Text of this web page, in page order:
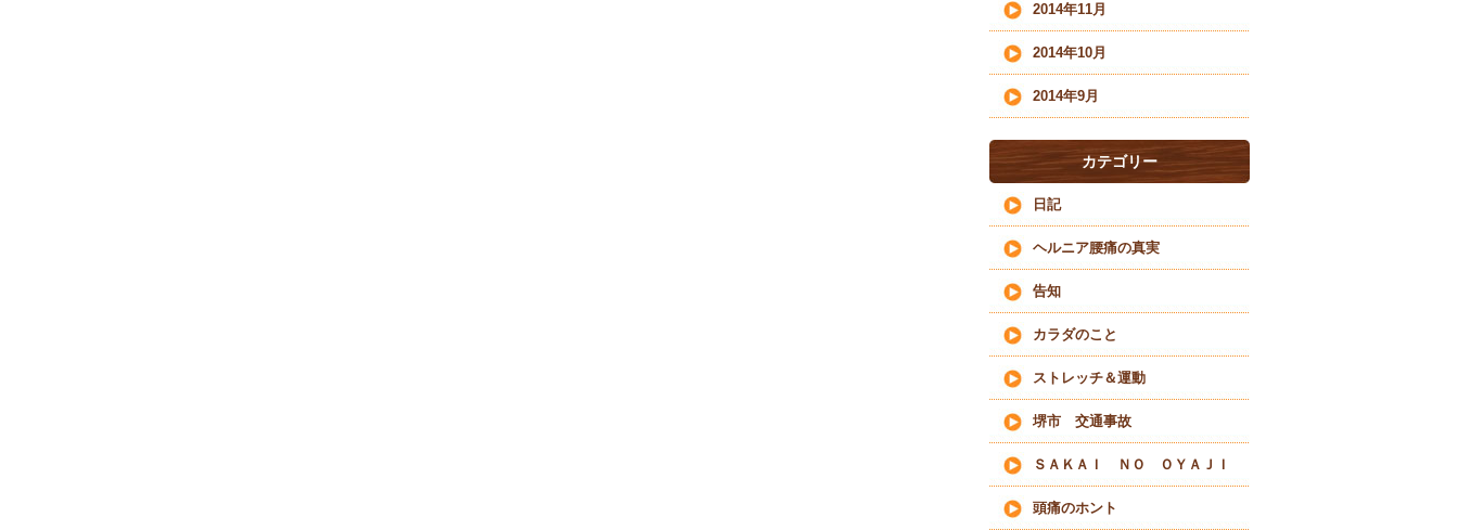
2014年11月
2014年10月
2014年9月
カテゴリー
日記
ヘルニア腰痛の真実
告知
カラダのこと
ストレッチ＆運動
堺市 交通事故
ＳＡＫＡＩ ＮＯ ＯＹＡＪＩ
頭痛のホント